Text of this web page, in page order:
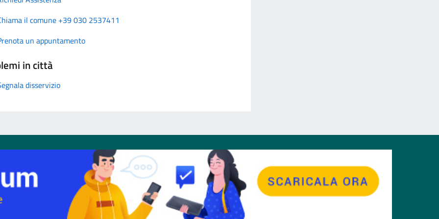
il comune +39 030 2537411
un appuntamento
in città
disservizio